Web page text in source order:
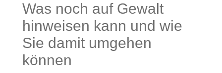
Was noch auf Gewalt
hinweisen kann und wie
Sie damit umgehen
können